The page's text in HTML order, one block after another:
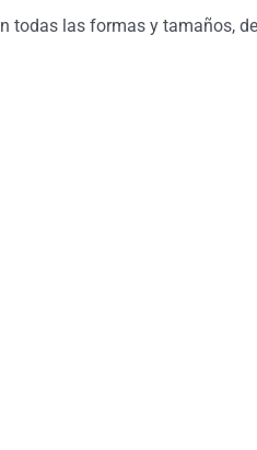
todas las formas y tamaños,